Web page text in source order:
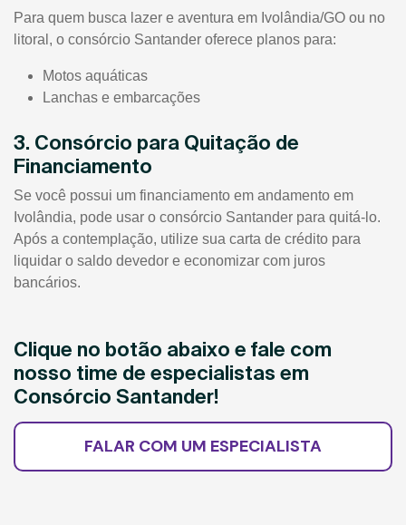
Para quem busca lazer e aventura em Ivolândia/GO ou no
litoral, o consórcio Santander oferece planos para:
Motos aquáticas
Lanchas e embarcações
3. Consórcio para Quitação de
Financiamento
Se você possui um financiamento em andamento em
Ivolândia, pode usar o consórcio Santander para quitá-lo.
Após a contemplação, utilize sua carta de crédito para
liquidar o saldo devedor e economizar com juros
bancários.
Clique no botão abaixo e fale com
nosso time de especialistas em
Consórcio Santander!
FALAR COM UM ESPECIALISTA